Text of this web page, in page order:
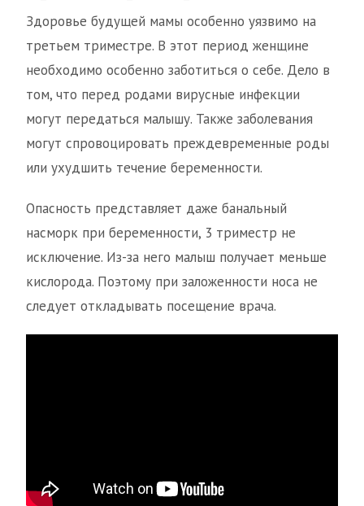
Здоровье будущей мамы особенно уязвимо на
третьем триместре. В этот период женщине
необходимо особенно заботиться о себе. Дело в
том, что перед родами вирусные инфекции
могут передаться малышу. Также заболевания
могут спровоцировать преждевременные роды
или ухудшить течение беременности.
Опасность представляет даже банальный
насморк при беременности, 3 триместр не
исключение. Из-за него малыш получает меньше
кислорода. Поэтому при заложенности носа не
следует откладывать посещение врача.